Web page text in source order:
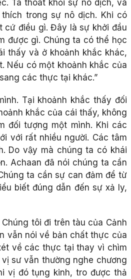
Ta thoát khỏi sự nô dịch, và
trong sự nô dịch. Khi có
cứ điều gì. Đây là sự khởi đầu
được gì. Chúng ta có thể học
thấy và ở khoảnh khắc khác,
Nếu có một khoảnh khắc của
các thực tại khác.”
Tại khoảnh khắc thấy đối
khắc của cái thấy, không
đối tượng một mình. Khi các
với rất nhiều người. Các tâm
Do vậy mà chúng ta có khái
Achaan đã nói chúng ta cần
ta cần sự can đảm để từ
biết đúng dẫn đến sự xả ly,
tôi đi trên tàu của Cảnh
vẫn nói về bản chất thực của
về các thực tại thay vì chìm
sư vẫn thường nghe chương
vị đó tụng kinh, tro được thả